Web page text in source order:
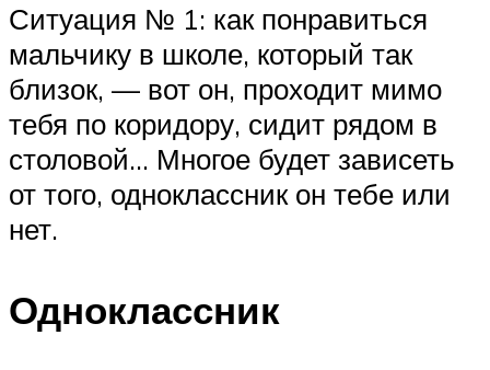
Ситуация № 1: как понравиться
мальчику в школе, который так
близок, — вот он, проходит мимо
тебя по коридору, сидит рядом в
столовой… Многое будет зависеть
от того, одноклассник он тебе или
нет.
Одноклассник